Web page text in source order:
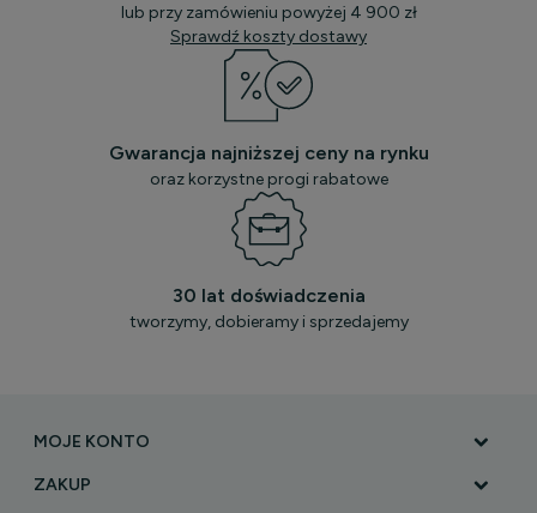
lub przy zamówieniu powyżej 4 900 zł
Sprawdź koszty dostawy
Gwarancja najniższej ceny na rynku
oraz korzystne progi rabatowe
30 lat doświadczenia
tworzymy, dobieramy i sprzedajemy
MOJE KONTO
ZAKUP